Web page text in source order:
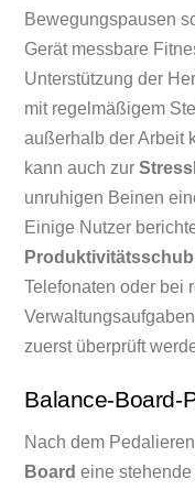
Bewegungspausen
Gerät messbare
Unterstützung der
mit regelmäßigem
außerhalb der Arbeit
kann auch zur
unruhigen Beinen
Einige Nutzer
Produktivitätsschub
Telefonaten oder bei
zuerst überprüft
Balance-Board-
Nach dem
Board eine